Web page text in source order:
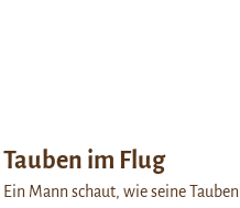
Tauben im Flug
Ein Mann schaut, wie seine